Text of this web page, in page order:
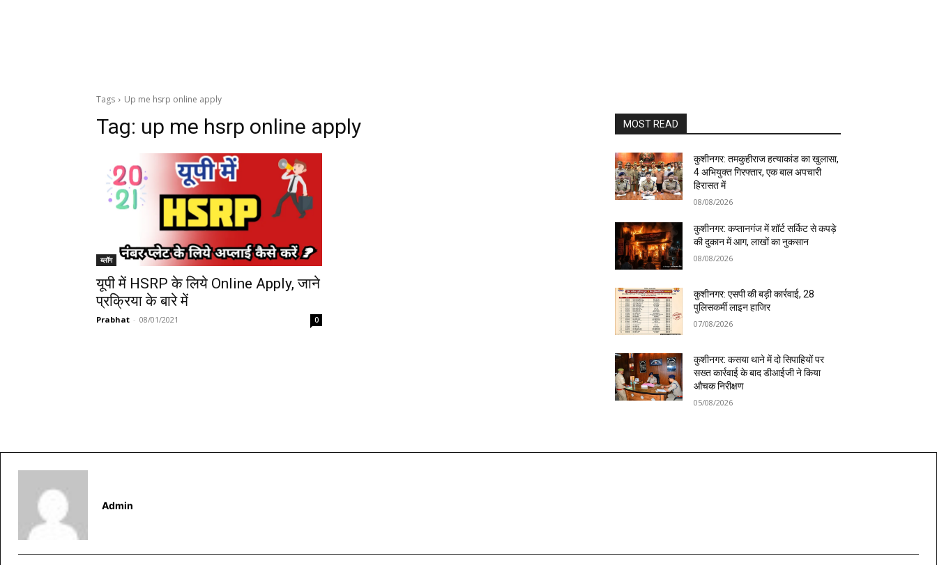
Tags Up me hsrp online apply
Tag: up me hsrp online apply
ब्लॉग
यूपी में HSRP के लिये Online Apply, जाने
प्रक्रिया के बारे में
Prabhat - 08/01/2021 0
MOST READ
कुशीनगर: तमकुहीराज हत्याकांड का खुलासा,
4 अभियुक्त गिरफ्तार, एक बाल अपचारी
हिरासत में
08/08/2026
कुशीनगर: कप्तानगंज में शॉर्ट सर्किट से कपड़े
की दुकान में आग, लाखों का नुकसान
08/08/2026
कुशीनगर: एसपी की बड़ी कार्रवाई, 28
पुलिसकर्मी लाइन हाजिर
07/08/2026
कुशीनगर: कसया थाने में दो सिपाहियों पर
सख्त कार्रवाई के बाद डीआईजी ने किया
औचक निरीक्षण
05/08/2026
Admin